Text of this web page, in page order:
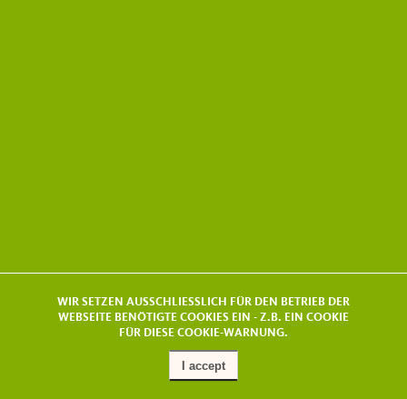
WIR SETZEN AUSSCHLIESSLICH FÜR DEN BETRIEB DER
WEBSEITE BENÖTIGTE COOKIES EIN - Z.B. EIN COOKIE
FÜR DIESE COOKIE-WARNUNG.
I accept